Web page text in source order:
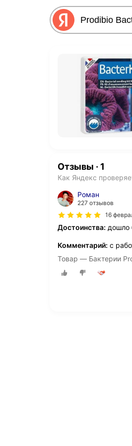
Отзывы · 1
Как Яндекс
Роман
227 отзывов
16
Достоинства: дошло
Комментарий: с
Товар — Бактерии